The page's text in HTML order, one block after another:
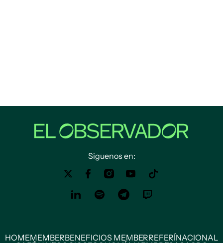
Siguenos en:
HOMEMEMBERBENEFICIOS MEMBERREFERÍNACIONAL